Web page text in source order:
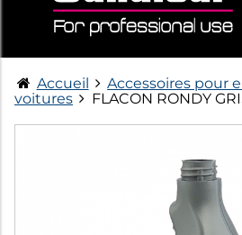
Accueil
Accessoires pour
voitures
FLACON RONDY